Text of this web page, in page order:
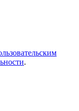
.